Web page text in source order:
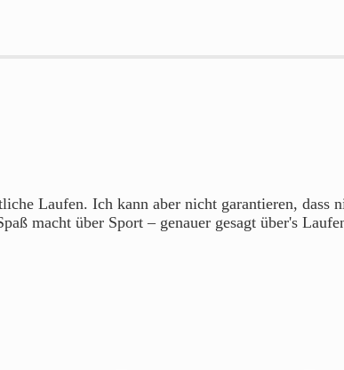
Laufen. Ich kann aber nicht garantieren, dass
macht über Sport – genauer gesagt über's